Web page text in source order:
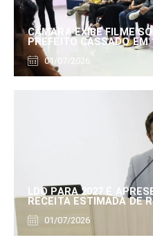
CÂMARA EXIBE FILME
PREFEITO CASSADO EM
01/07/2026
LDO PARA 2027 É
RECEITA ESTIMADA DE
01/07/2026